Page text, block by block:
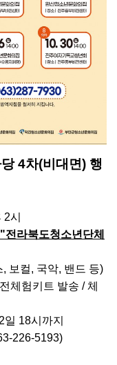
4차(비대면) 행
시
라북도청소년단체
보컬, 국악, 밴드 등)
키트 발송 / 체
18시까지
226-5193)